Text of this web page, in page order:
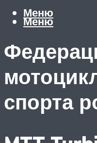
Меню
Меню
спорта